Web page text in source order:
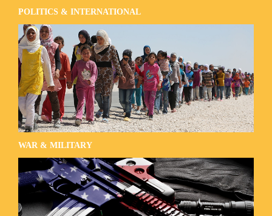
POLITICS & INTERNATIONAL
WAR & MILITARY